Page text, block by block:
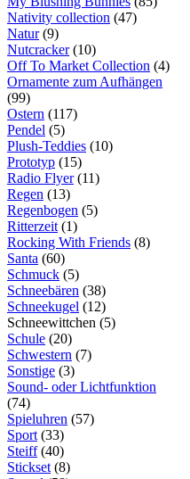
Nativity collection (47)
Natur(9)
Nutcracker(10)
Off To Market Collection (4)
Ornamente zum Aufhängen
(99)
Ostern (117)
Pendel (5)
Plush-Teddies (10)
Prototyp (15)
Radio Flyer(11)
Regen (13)
Regenbogen (5)
Ritterzeit (1)
Rocking With Friends (8)
Santa (60)
Schmuck (5)
Schneebären (38)
Schneekugel (12)
Schneewittchen (5)
Schule (20)
Schwestern (7)
Sonstige (3)
Sound- oder Lichtfunktion
(74)
Spieluhren (57)
Sport (33)
Steiff(40)
Stickset (8)